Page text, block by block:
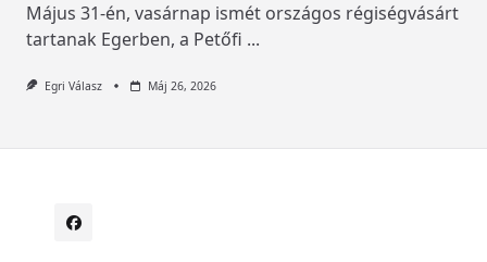
Május 31-én, vasárnap ismét országos régiségvásárt
tartanak Egerben, a Petőfi ...
Egri Válasz Máj 26, 2026